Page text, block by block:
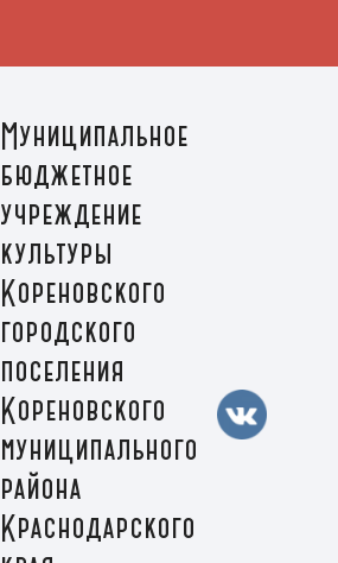
Муниципальное
бюджетное
учреждение
культуры
Кореновского
городского
поселения
Кореновского
муниципального
района
Краснодарского